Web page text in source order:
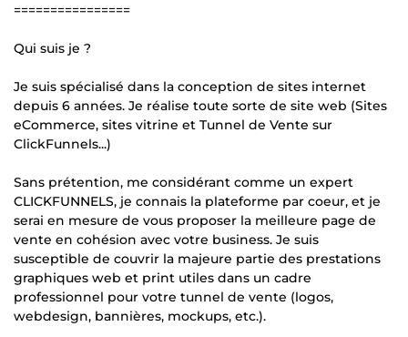
================
Qui suis je ?
Je suis spécialisé dans la conception de sites internet
depuis 6 années. Je réalise toute sorte de site web (Sites
eCommerce, sites vitrine et Tunnel de Vente sur
ClickFunnels...)
Sans prétention, me considérant comme un expert
CLICKFUNNELS, je connais la plateforme par coeur, et je
serai en mesure de vous proposer la meilleure page de
vente en cohésion avec votre business. Je suis
susceptible de couvrir la majeure partie des prestations
graphiques web et print utiles dans un cadre
professionnel pour votre tunnel de vente (logos,
webdesign, bannières, mockups, etc.).